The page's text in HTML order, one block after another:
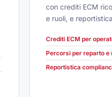
con crediti ECM
e ruoli, e
Crediti ECM per
Percorsi per reparto e
Reportistica